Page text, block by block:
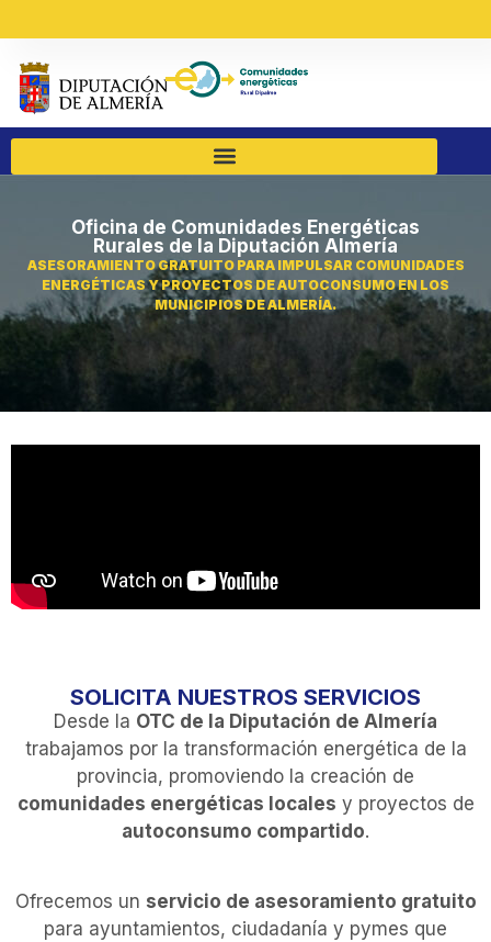
Oficina de Comunidades Energéticas
Rurales de la Diputación Almería
ASESORAMIENTO GRATUITO PARA IMPULSAR COMUNIDADES
ENERGÉTICAS Y PROYECTOS DE AUTOCONSUMO EN LOS
MUNICIPIOS DE ALMERÍA.
SOLICITA NUESTROS SERVICIOS
Desde la OTC de la Diputación de Almería
trabajamos por la transformación energética de la
provincia, promoviendo la creación de
comunidades energéticas locales y proyectos de
autoconsumo compartido.
Ofrecemos un servicio de asesoramiento gratuito
para ayuntamientos, ciudadanía y pymes que